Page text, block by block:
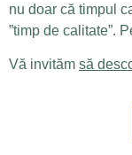
nu doar că timpul
”timp de calitate”.
Vă invităm să